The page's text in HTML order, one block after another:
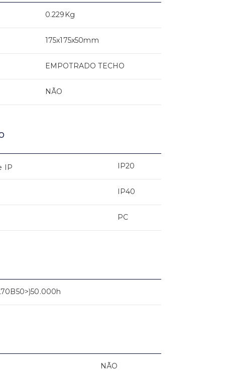
0.229Kg
175x175x50mm
EMPOTRADO TECHO
NÃO
IP IP20
IP40
PC
NÃO